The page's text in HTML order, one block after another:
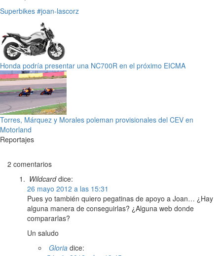
Superbikes #joan-lascorz
Honda podría presentar una NC700R en el próximo EICMA
Torres, Márquez y Morales poleman provisionales del CEV en
Motorland
Reportajes
2 comentarios
Wildcard dice:
26 mayo 2012 a las 15:31
Pues yo también quiero pegatinas de apoyo a Joan… ¿Hay
alguna manera de conseguirlas? ¿Alguna web donde
compararlas?
Un saludo
Gloria dice: